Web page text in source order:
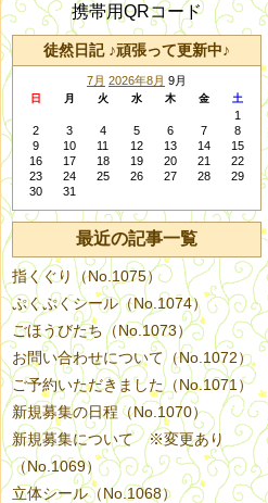
携帯用QRコード
徒然日記 ♪頑張って更新中♪
7月 2026年8月 9月
日 月 火 水 木 金 土
1
2
3 4 5 6 7
8
9
10 11 12 13 14
15
16
17 18 19 20 21
22
23
24 25 26 27 28
29
30
31
最近の記事一覧
指くぐり（No.1075）
ぷくぷくシール（No.1074）
ごほうびたち（No.1073）
お問い合わせについて（No.1072）
ご予約いただきました（No.1071）
新規募集の日程（No.1070）
新規募集について ※変更あり
（No.1069）
立体シール（No.1068）